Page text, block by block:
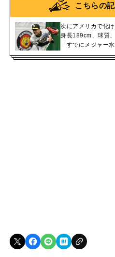
こちらの
次にアメリカで化
身長189cm、球質
「すでにメジャー